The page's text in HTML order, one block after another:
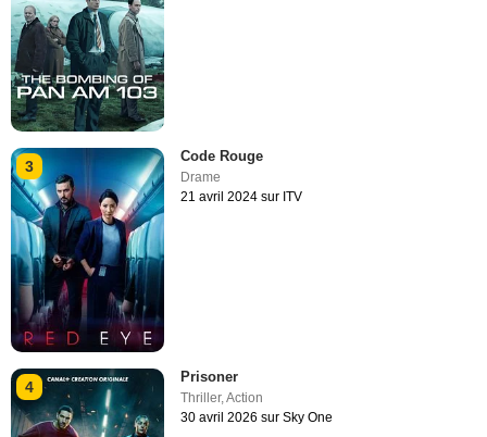
3
Code Rouge
Drame
21 avril 2024 sur ITV
4
Prisoner
Thriller,Action
30 avril 2026 sur Sky One